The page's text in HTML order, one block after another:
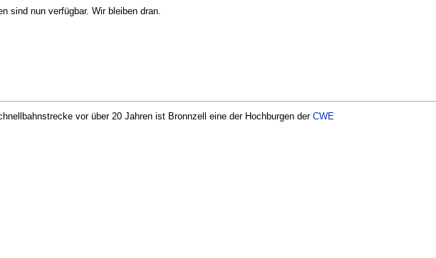
sind nun verfügbar. Wir bleiben dran.
vor über 20 Jahren ist Bronnzell eine der Hochburgen der CWE